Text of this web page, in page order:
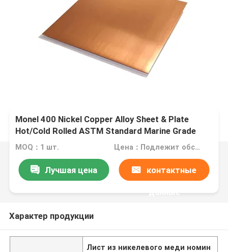
Monel 400 Nickel Copper Alloy Sheet & Plate
Hot/Cold Rolled ASTM Standard Marine Grade
CuNi Plate (Лист и пластина из никелевого
меди) горячо/холодно проката
MOQ：1 шт. Цена：Подлежит обсуждению
Лучшая цена контактные
данные
Характер продукции
Лист из никелевого меди номин